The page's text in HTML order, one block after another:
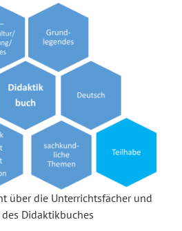
über die Unterrichtsfächer und
Didaktikbuches